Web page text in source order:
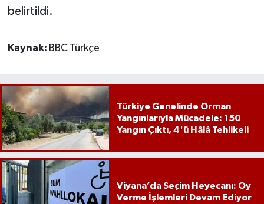
belirtildi.
Kaynak: BBC Türkçe
Türkiye Genelinde Orman
Yangınlarıyla Mücadele: 150
Yangın Çıktı, 4'ü Hâlâ Tehlikeli
Viyana’da Seçim Heyecanı: Oy
Verme İşlemleri Devam Ediyor